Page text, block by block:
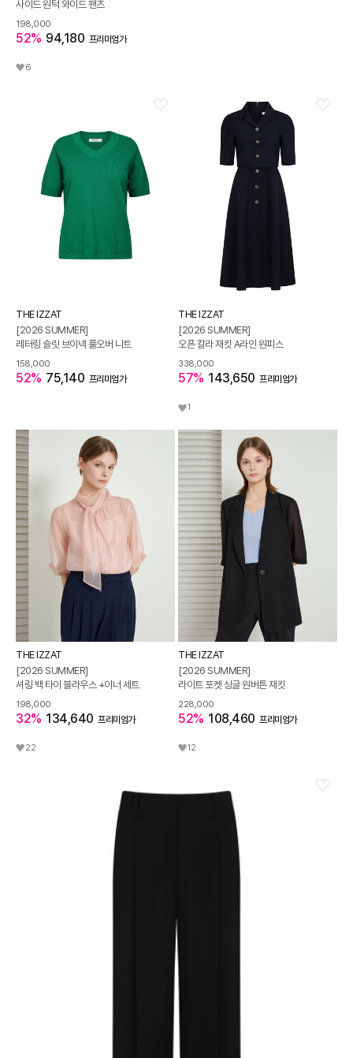
사이드 원턱 와이드 팬츠
198,000
52% 94,180 프리미엄가
6
THE IZZAT
[2026 SUMMER]
레터링 슬릿 브이넥 풀오버 니트
158,000
52% 75,140 프리미엄가
THE IZZAT
[2026 SUMMER]
오픈 칼라 재킷 A라인 원피스
338,000
57% 143,650 프리미엄가
1
THE IZZAT
[2026 SUMMER]
셔링 백 타이 블라우스 +이너 세트
198,000
32% 134,640 프리미엄가
22
THE IZZAT
[2026 SUMMER]
라이트 포켓 싱글 원버튼 재킷
228,000
52% 108,460 프리미엄가
12